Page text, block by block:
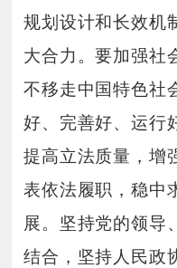
规划设计和长效机
大合力。要加强社
不移走中国特色社
好、完善好、运行
提高立法质量，增
表依法履职，稳中
展。坚持党的领导
结合，坚持人民政